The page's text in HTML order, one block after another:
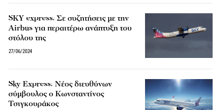
SKY express: Σε συζητήσεις με την
Airbus για περαιτέρω ανάπτυξη του
στόλου της
27/06/2024
Sky Express: Νέος διευθύνων
σύμβουλος ο Κωνσταντίνος
Τσιγκουράκος